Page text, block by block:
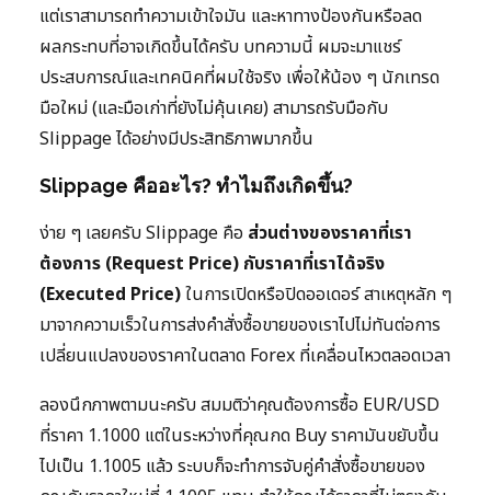
แต่เราสามารถทำความเข้าใจมัน และหาทางป้องกันหรือลด
ผลกระทบที่อาจเกิดขึ้นได้ครับ บทความนี้ ผมจะมาแชร์
ประสบการณ์และเทคนิคที่ผมใช้จริง เพื่อให้น้อง ๆ นักเทรด
มือใหม่ (และมือเก่าที่ยังไม่คุ้นเคย) สามารถรับมือกับ
Slippage ได้อย่างมีประสิทธิภาพมากขึ้น
Slippage คืออะไร? ทำไมถึงเกิดขึ้น?
ง่าย ๆ เลยครับ Slippage คือ ส่วนต่างของราคาที่เรา
ต้องการ (Request Price) กับราคาที่เราได้จริง
(Executed Price)ในการเปิดหรือปิดออเดอร์ สาเหตุหลัก ๆ
มาจากความเร็วในการส่งคำสั่งซื้อขายของเราไปไม่ทันต่อการ
เปลี่ยนแปลงของราคาในตลาด Forex ที่เคลื่อนไหวตลอดเวลา
ลองนึกภาพตามนะครับ สมมติว่าคุณต้องการซื้อ EUR/USD
ที่ราคา 1.1000 แต่ในระหว่างที่คุณกด Buy ราคามันขยับขึ้น
ไปเป็น 1.1005 แล้ว ระบบก็จะทำการจับคู่คำสั่งซื้อขายของ